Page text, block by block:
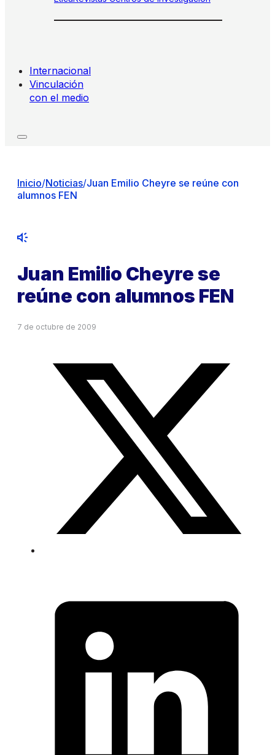
Internacional
Vinculación
con el medio
Inicio/Noticias/Juan Emilio Cheyre se reúne con
alumnos FEN
Juan Emilio Cheyre se
reúne con alumnos FEN
7 de octubre de 2009